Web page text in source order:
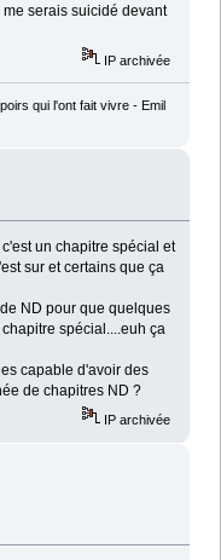
serais suicidé devant
IP archivée
qui l'ont fait vivre - Emil
un chapitre spécial et
sur et certains que ça
ND pour que quelques
spécial....euh ça
capable d'avoir des
de chapitres ND ?
IP archivée